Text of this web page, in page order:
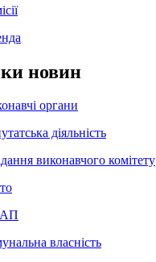
новин
органи
діяльність
виконавчого комітету
власність